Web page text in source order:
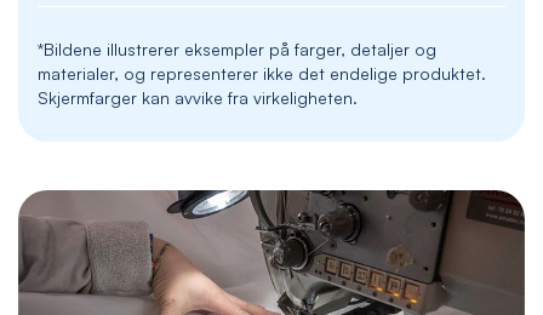
*Bildene illustrerer eksempler på farger, detaljer og
materialer, og representerer ikke det endelige produktet.
Skjermfarger kan avvike fra virkeligheten.